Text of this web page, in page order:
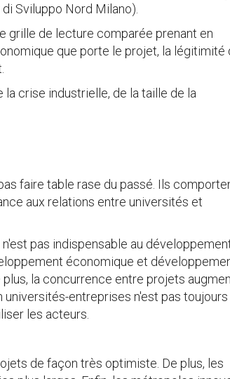
Sviluppo Nord Milano).
grille de lecture comparée prenant en
que porte le projet, la légitimité
crise industrielle, de la taille de la
faire table rase du passé. Ils
aux relations entre universités et
pas indispensable au
économique et
la concurrence entre projets
universités-entreprises n'est pas toujours
les acteurs.
de façon très optimiste. De plus, les